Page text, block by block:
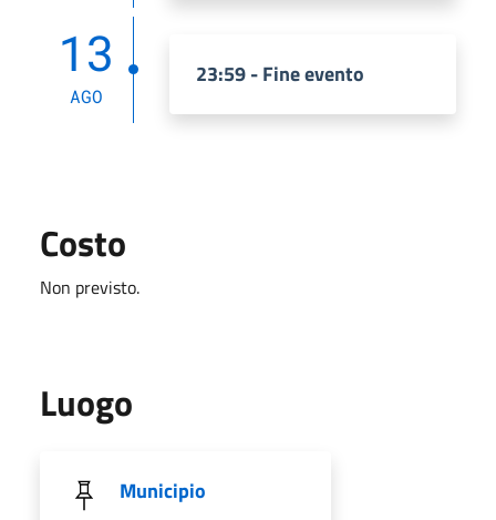
13
AGO
23:59 - Fine evento
Costo
Non previsto.
Luogo
Municipio